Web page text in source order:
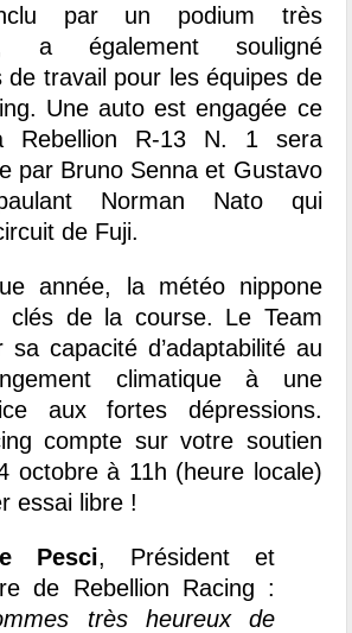
par un podium très
a également souligné
de travail pour les équipes de
Une auto est engagée ce
Rebellion R-13 N. 1 sera
par Bruno Senna et Gustavo
Norman Nato qui
de Fuji.
année, la météo nippone
clés de la course. Le Team
sa capacité d’adaptabilité au
climatique à une
aux fortes dépressions.
compte sur votre soutien
octobre à 11h (heure locale)
essai libre !
Pesci, Président et
de Rebellion Racing :
très heureux de